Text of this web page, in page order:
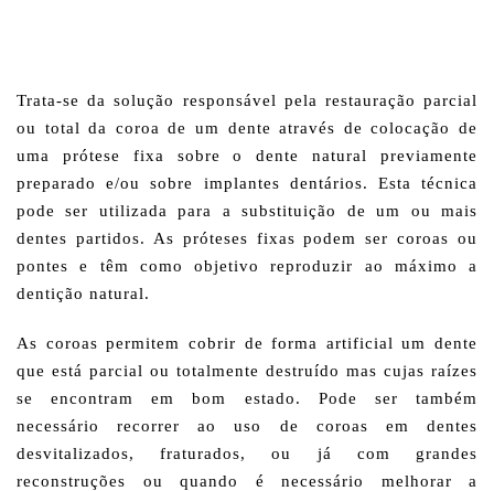
Trata-se da solução responsável pela restauração parcial
ou total da coroa de um dente através de colocação de
uma prótese fixa sobre o dente natural previamente
preparado e/ou sobre implantes dentários. Esta técnica
pode ser utilizada para a substituição de um ou mais
dentes partidos. As próteses fixas podem ser coroas ou
pontes e têm como objetivo reproduzir ao máximo a
dentição natural.
As coroas permitem cobrir de forma artificial um dente
que está parcial ou totalmente destruído mas cujas raízes
se encontram em bom estado. Pode ser também
necessário recorrer ao uso de coroas em dentes
desvitalizados, fraturados, ou já com grandes
reconstruções ou quando é necessário melhorar a